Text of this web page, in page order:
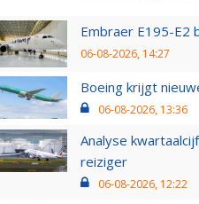
Embraer E195-E2
06-08-2026, 14:27
Boeing krijgt
06-08-2026, 13:36
Analyse
reiziger
06-08-2026, 12:22